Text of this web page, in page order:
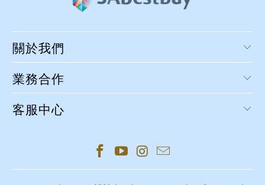
關於我們
業務合作
客服中心